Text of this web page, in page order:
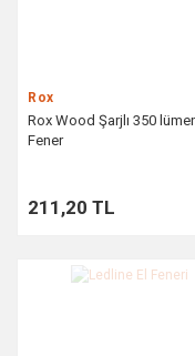
Rox
Rox Wood Şarjlı 350
Fener
211,20 TL